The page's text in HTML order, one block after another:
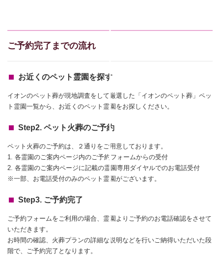
ご予約完了までの流れ
お近くのペット霊園を探す
イオンのペット葬が現地調査をして厳選した「イオンのペット葬」ペッ
ト霊園一覧から、お近くのペット霊園をお探しください。
Step2. ペット火葬のご予約
ペット火葬のご予約は、２通りをご用意しております。
1. 各霊園のご案内ページ内のご予約フォームからの受付
2. 各霊園のご案内ページに記載の霊園専用ダイヤルでのお電話受付
※一部、お電話受付のみのペット霊園がございます。
Step3. ご予約完了
ご予約フォームをご利用の場合、霊園よりご予約のお電話確認をさせて
いただきます。
お時間の確認、火葬プランの詳細な説明などを行いご納得いただいた段
階で、ご予約完了となります。